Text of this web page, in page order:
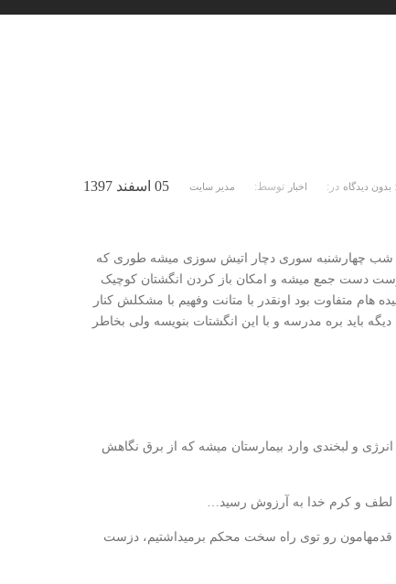
05 اسفند 1397 توسط: مدیر سایت در: اخبار بدون دیدگاه
شب چهارشنبه سوری دچار اتیش سوزی میشه طوری که
دست جمع میشه و امکان باز کردن انگشتان کوچیک
هام متفاوت بود اونقدر با متانت وفهیم با مشکلش کنار
باید بره مدرسه و با این انگشتات بنویسه ولی بخاطر
و لبخندی وارد بیمارستان میشه که از برق نگاهش
لطف و کرم خدا به آرزوش رسید…
قدمهامون رو توی راه سخت محکم برمیداشتیم، دزست